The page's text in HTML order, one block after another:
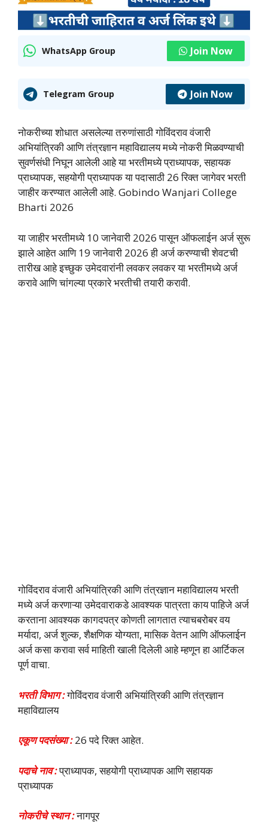
WhatsApp Group Join Now
Telegram Group Join Now
नोकरीच्या शोधात असलेल्या तरुणांसाठी गोविंदराव वंजारी
अभियांत्रिकी आणि तंत्रज्ञान महाविद्यालय मध्ये नोकरी मिळवण्याची
सुवर्णसंधी निघून आलेली आहे या भरतीमध्ये प्राध्यापक, सहायक
प्राध्यापक, सहयोगी प्राध्यापक या पदासाठी 26 रिक्त जागेवर भरती
जाहीर करण्यात आलेली आहे. Gobindo Wanjari College
Bharti 2026
या जाहीर भरतीमध्ये 10 जानेवारी 2026 पासून ऑफलाईन अर्ज सुरू
झाले आहेत आणि 19 जानेवारी 2026 ही अर्ज करण्याची शेवटची
तारीख आहे इच्छुक उमेदवारांनी लवकर लवकर या भरतीमध्ये अर्ज
करावे आणि चांगल्या प्रकारे भरतीची तयारी करावी.
गोविंदराव वंजारी अभियांत्रिकी आणि तंत्रज्ञान महाविद्यालय भरती
मध्ये अर्ज करणाऱ्या उमेदवाराकडे आवश्यक पात्रता काय पाहिजे अर्ज
करताना आवश्यक कागदपत्र कोणती लागतात त्याचबरोबर वय
मर्यादा, अर्ज शुल्क, शैक्षणिक योग्यता, मासिक वेतन आणि ऑफलाईन
अर्ज कसा करावा सर्व माहिती खाली दिलेली आहे म्हणून हा आर्टिकल
पूर्ण वाचा.
भरती विभाग :गोविंदराव वंजारी अभियांत्रिकी आणि तंत्रज्ञान
महाविद्यालय
एकूण पदसंख्या :26 पदे रिक्त आहेत.
पदाचे नाव :प्राध्यापक, सहयोगी प्राध्यापक आणि सहायक
प्राध्यापक
नोकरीचे स्थान :नागपूर